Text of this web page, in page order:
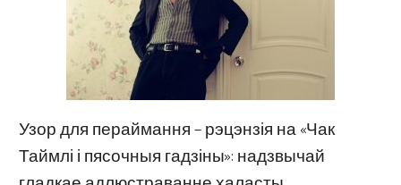
Узор для пераймання – рэцэнзія на «Чак
Таймлі і пясочныя гадзіны»: надзвычай